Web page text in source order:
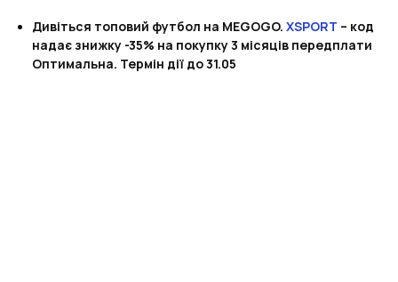
Дивіться топовий футбол на MEGOGO. XSPORT – код
надає знижку -35% на покупку 3 місяців передплати
Оптимальна. Термін дії до 31.05